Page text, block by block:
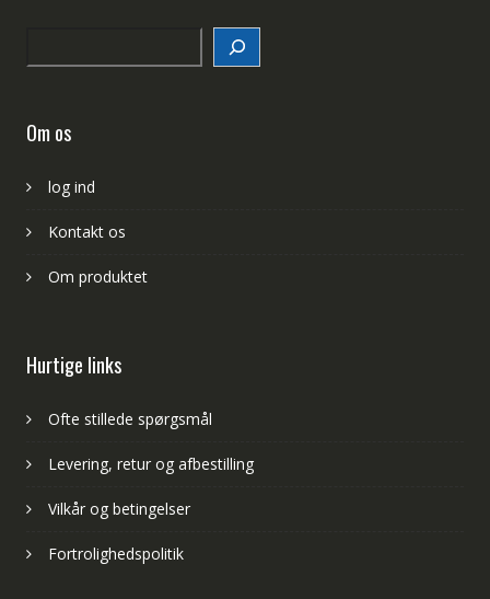
Om os
log ind
Kontakt os
Om produktet
Hurtige links
Ofte stillede spørgsmål
Levering, retur og afbestilling
Vilkår og betingelser
Fortrolighedspolitik